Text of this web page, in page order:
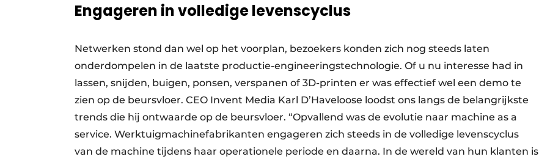
Engageren in volledige levenscyclus
Netwerken stond dan wel op het voorplan, bezoekers konden zich nog steeds laten
onderdompelen in de laatste productie-engineeringstechnologie. Of u nu interesse had in
lassen, snijden, buigen, ponsen, verspanen of 3D-printen er was effectief wel een demo te
zien op de beursvloer. CEO Invent Media Karl D’Haveloose loodst ons langs de belangrijkste
trends die hij ontwaarde op de beursvloer. “Opvallend was de evolutie naar machine as a
service. Werktuig­machinefabrikanten engageren zich steeds in de volledige levens­cyclus
van de machine tijdens haar operationele periode en daarna. In de wereld van hun klanten is